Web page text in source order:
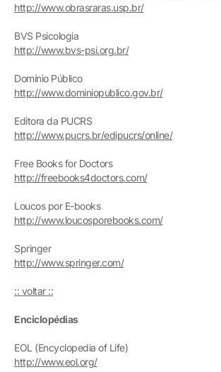
http://www.obrasraras.usp.br/
BVS Psicologia
http://www.bvs-psi.org.br/
Domínio Público
http://www.dominiopublico.gov.br/
Editora da PUCRS
http://www.pucrs.br/edipucrs/online/
Free Books for Doctors
http://freebooks4doctors.com/
Loucos por E-books
http://www.loucosporebooks.com/
Springer
http://www.springer.com/
:: voltar ::
Enciclopédias
EOL (Encyclopedia of Life)
http://www.eol.org/